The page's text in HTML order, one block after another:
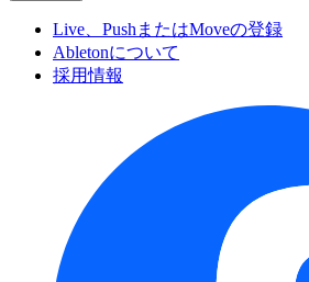
Live、PushまたはMoveの登録
Abletonについて
採用情報